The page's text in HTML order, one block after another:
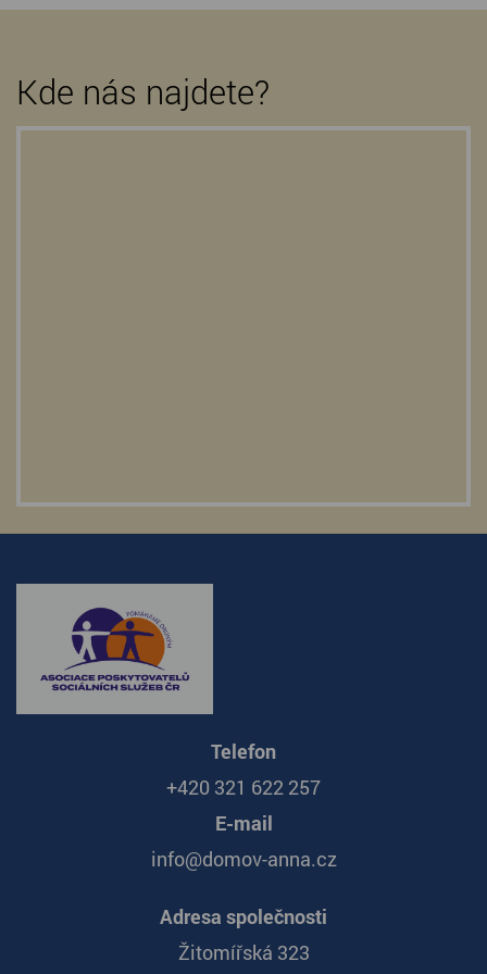
Kde nás najdete?
Telefon
+420 321 622 257
E-mail
info@domov-anna.cz
Adresa společnosti
Žitomířská 323